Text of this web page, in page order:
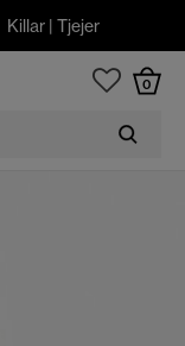
Killar| Tjejer
0